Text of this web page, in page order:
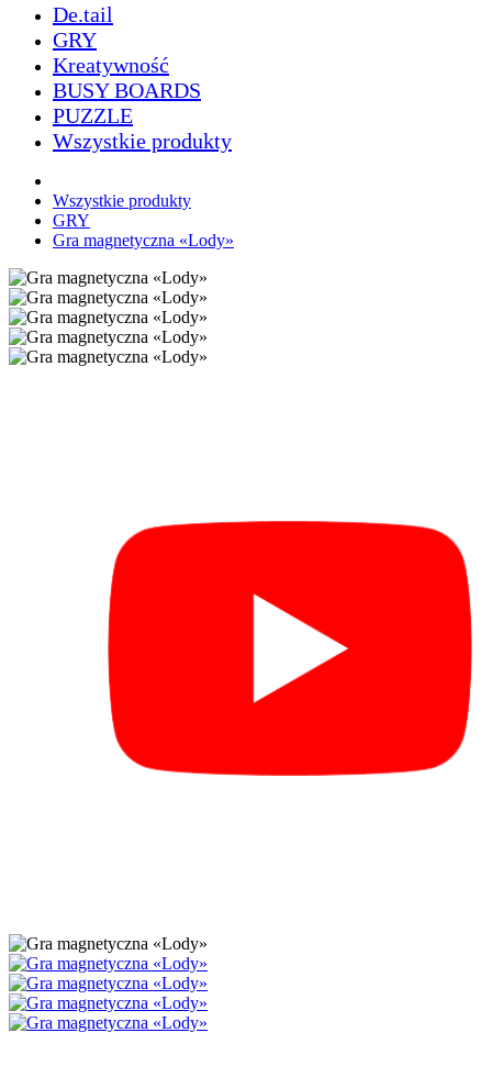
De.tail
GRY
Kreatywność
BUSY BOARDS
PUZZLE
Wszystkie produkty
Wszystkie produkty
GRY
Gra magnetyczna «Lody»